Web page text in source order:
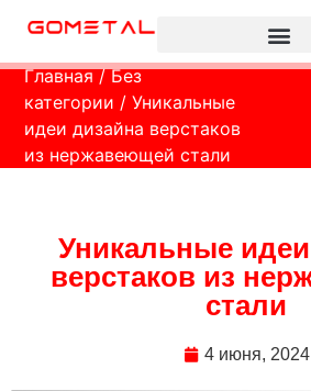
Главная/Без
категории / Уникальные
идеи дизайна верстаков
из нержавеющей стали
Уникальные
верстаков из
стали
4 июня, 2024